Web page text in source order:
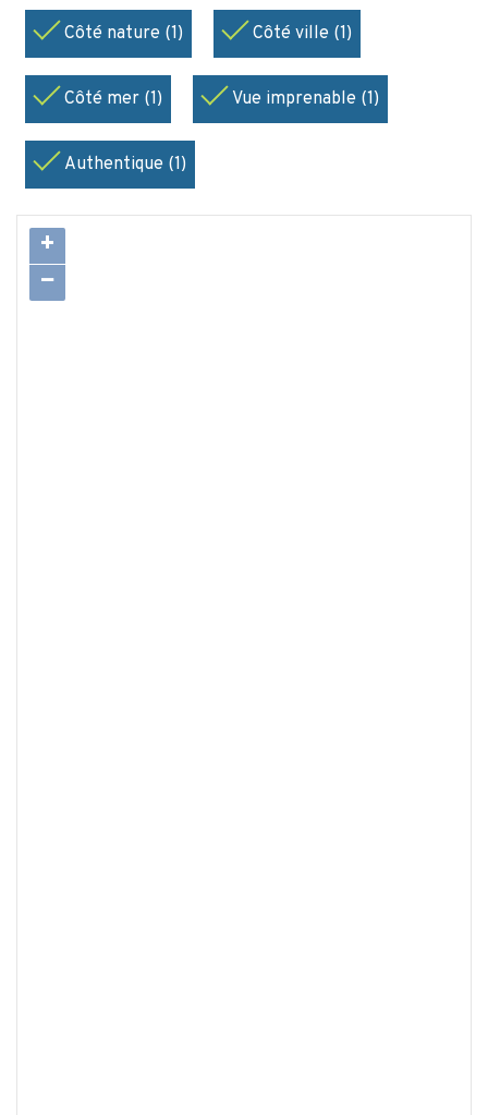
Côté nature (1) Côté ville (1)
Côté mer (1) Vue imprenable (1)
Authentique (1)
+
−